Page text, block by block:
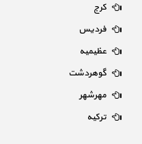
کرج
فردیس
عظیمیه
گوهردشت
مهرشهر
ترکیه